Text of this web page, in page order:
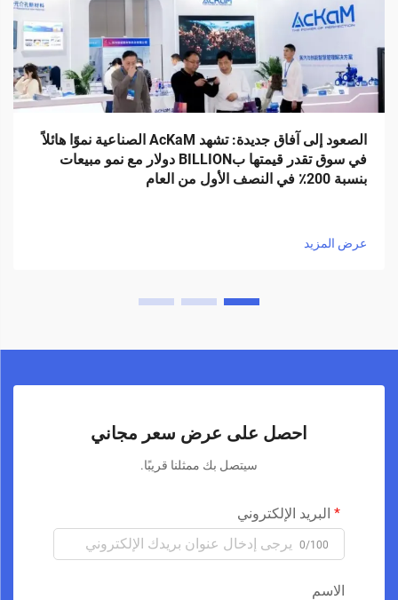
الصعود إلى آفاق جديدة: تشهد AcKaM الصناعية نموًا هائلاً
في سوق تقدر قيمتها بBILLION دولار مع نمو مبيعات
بنسبة 200٪ في النصف الأول من العام
عرض المزيد
احصل على عرض سعر مجاني
سيتصل بك ممثلنا قريبًا.
البريد الإلكتروني
0/100
الاسم